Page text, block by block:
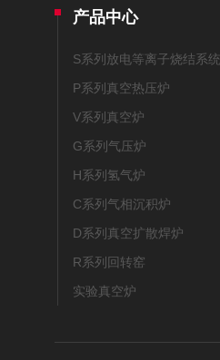
产品中心
S系列放电等离子烧结系统
P系列真空热压炉
V系列真空炉
G系列气压炉
H系列氢气炉
C系列气相沉积炉
D系列真空扩散焊炉
R系列回转窑
实验真空炉